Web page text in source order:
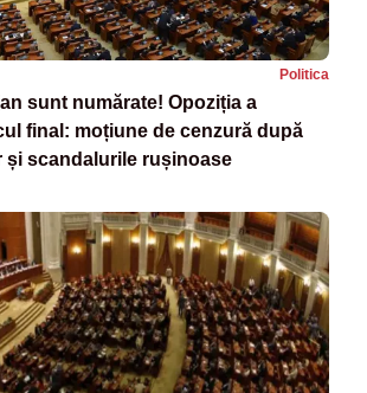
Politica
sunt numărate! Opoziția a
final: moțiune de cenzură după
și scandalurile rușinoase